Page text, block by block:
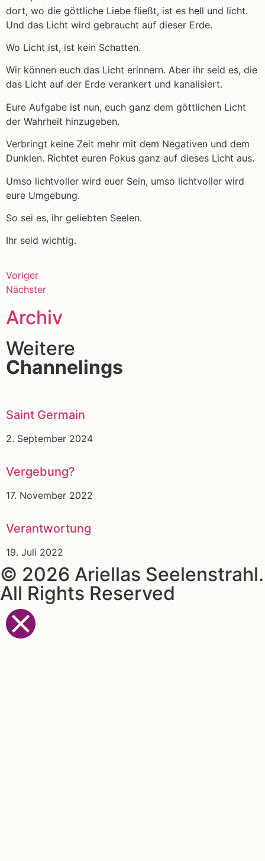
dort, wo die göttliche Liebe fließt, ist es hell und licht.
Und das Licht wird gebraucht auf dieser Erde.
Wo Licht ist, ist kein Schatten.
Wir können euch das Licht erinnern. Aber ihr seid es, die
das Licht auf der Erde verankert und kanalisiert.
Eure Aufgabe ist nun, euch ganz dem göttlichen Licht
der Wahrheit hinzugeben.
Verbringt keine Zeit mehr mit dem Negativen und dem
Dunklen. Richtet euren Fokus ganz auf dieses Licht aus.
Umso lichtvoller wird euer Sein, umso lichtvoller wird
eure Umgebung.
So sei es, ihr geliebten Seelen.
Ihr seid wichtig.
Voriger
Nächster
Archiv
Weitere
Channelings
Saint Germain
2. September 2024
Vergebung?
17. November 2022
Verantwortung
19. Juli 2022
© 2026 Ariellas Seelenstrahl.
All Rights Reserved